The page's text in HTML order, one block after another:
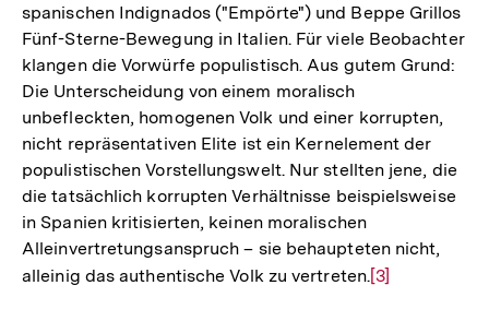
spanischen Indignados ("Empörte") und Beppe Grillos
Fünf-Sterne-Bewegung in Italien. Für viele Beobachter
klangen die Vorwürfe populistisch. Aus gutem Grund:
Die Unterscheidung von einem moralisch
unbefleckten, homogenen Volk und einer korrupten,
nicht repräsentativen Elite ist ein Kernelement der
populistischen Vorstellungswelt. Nur stellten jene, die
die tatsächlich korrupten Verhältnisse beispielsweise
in Spanien kritisierten, keinen moralischen
Alleinvertretungsanspruch – sie behaupteten nicht,
alleinig das authentische Volk zu vertreten.Zur
[3]